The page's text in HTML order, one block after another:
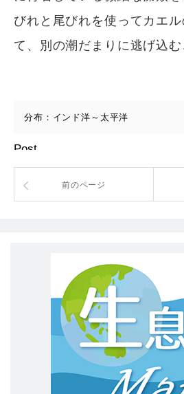
びれと尾びれを使ってカエ
て、別の潮だまりに逃げ込む
分布：インド洋～太平洋
Post
前のページ